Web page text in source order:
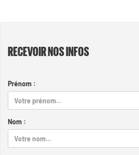
RECEVOIR NOS INFOS
Prénom :
Nom :